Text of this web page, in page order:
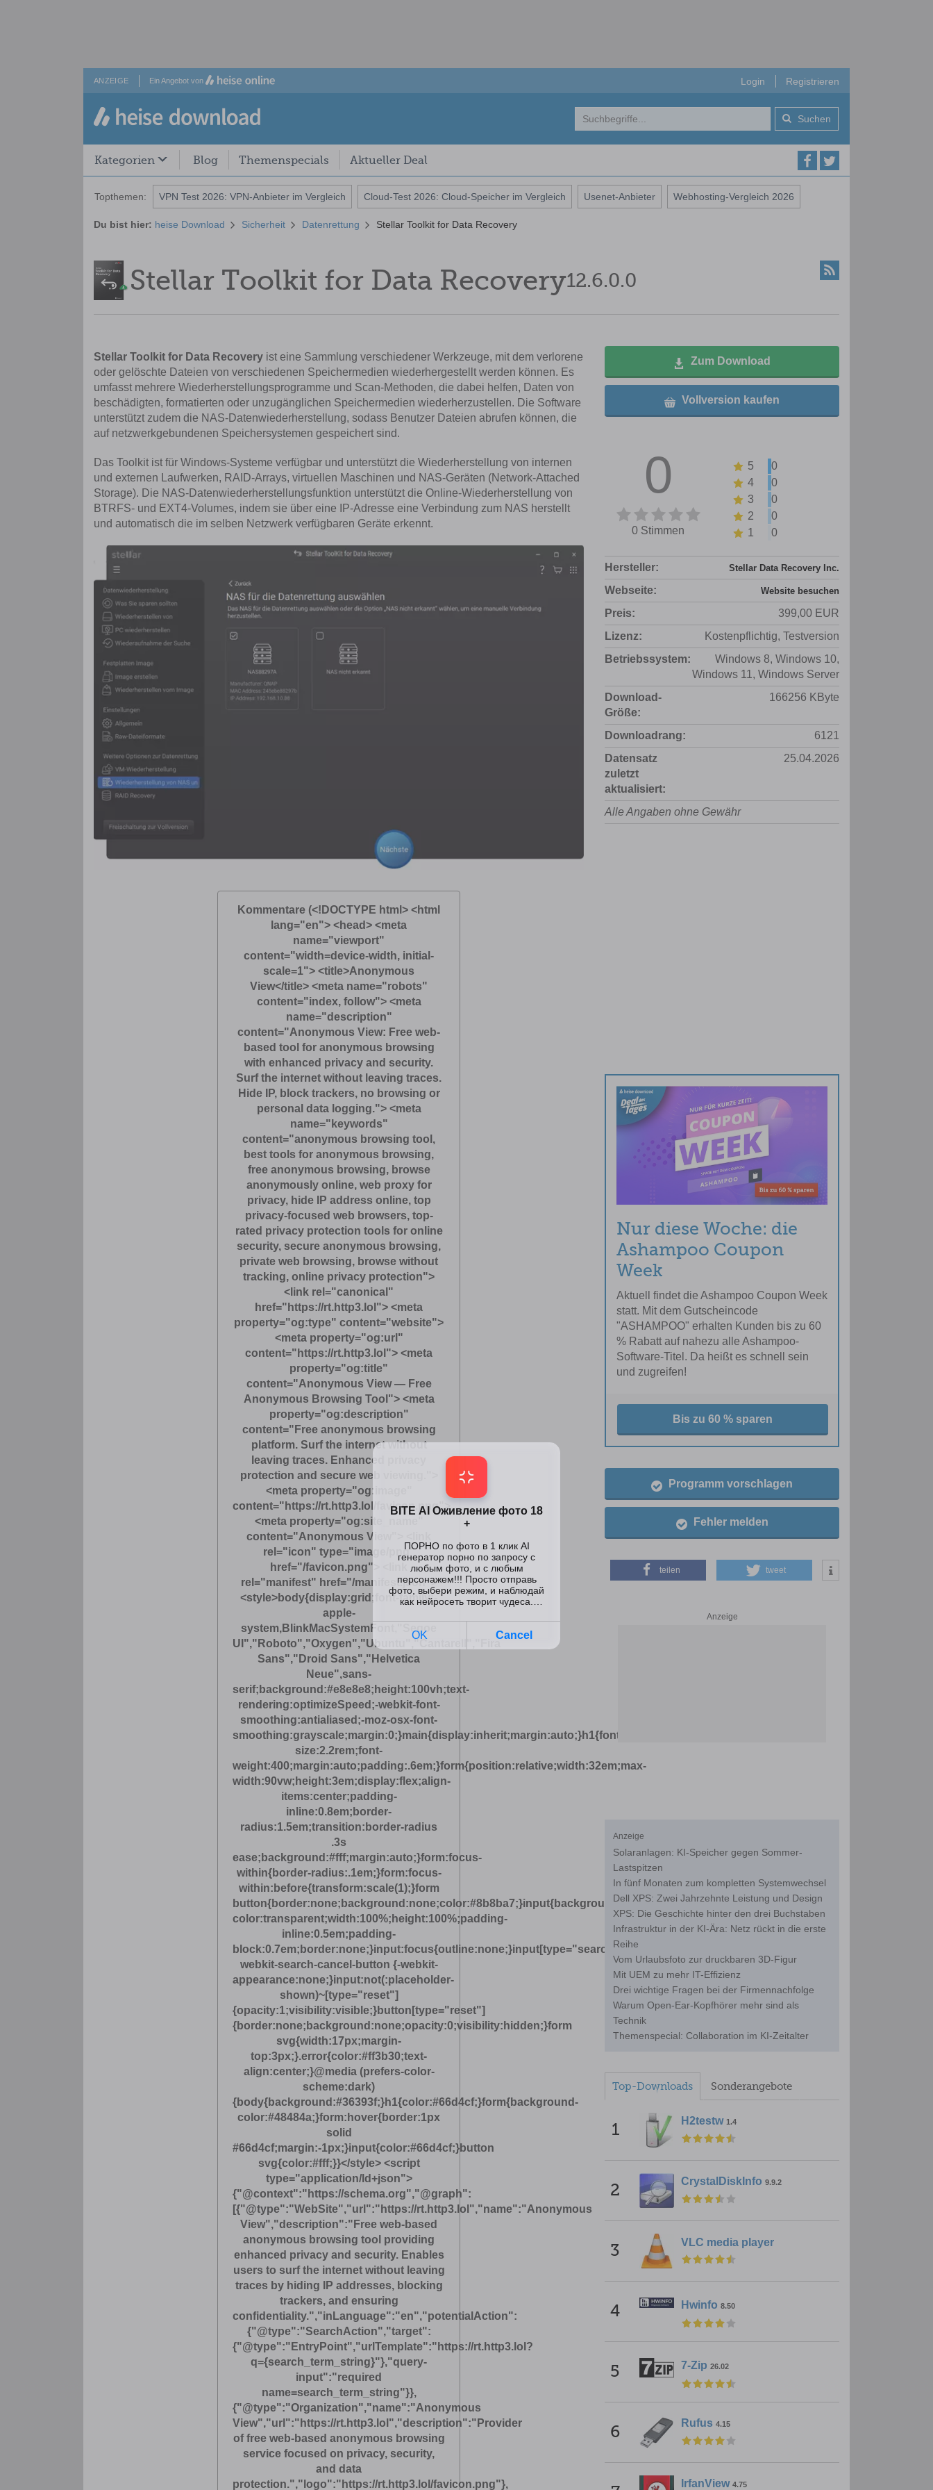
ANZEIGE Ein Angebot von Login Registrieren
Suchen
Kategorien Blog Themenspecials Aktueller Deal
Topthemen: VPN Test 2026: VPN-Anbieter im Vergleich Cloud-Test 2026: Cloud-Speicher im Vergleich Usenet-Anbieter Webhosting-Vergleich 2026
Du bist hier: heise Download Sicherheit Datenrettung Stellar Toolkit for Data Recovery
Stellar Toolkit for Data Recovery12.6.0.0
Stellar Toolkit for Data Recovery ist eine Sammlung verschiedener Werkzeuge, mit dem verlorene
oder gelöschte Dateien von verschiedenen Speichermedien wiederhergestellt werden können. Es
umfasst mehrere Wiederherstellungsprogramme und Scan-Methoden, die dabei helfen, Daten von
beschädigten, formatierten oder unzugänglichen Speichermedien wiederherzustellen. Die Software
unterstützt zudem die NAS-Datenwiederherstellung, sodass Benutzer Dateien abrufen können, die
auf netzwerkgebundenen Speichersystemen gespeichert sind.
Das Toolkit ist für Windows-Systeme verfügbar und unterstützt die Wiederherstellung von internen
und externen Laufwerken, RAID-Arrays, virtuellen Maschinen und NAS-Geräten (Network-Attached
Storage). Die NAS-Datenwiederherstellungsfunktion unterstützt die Online-Wiederherstellung von
BTRFS- und EXT4-Volumes, indem sie über eine IP-Adresse eine Verbindung zum NAS herstellt
und automatisch die im selben Netzwerk verfügbaren Geräte erkennt.
Kommentare (<!DOCTYPE html> <html
lang="en"> <head> <meta
name="viewport"
content="width=device-width, initial-
scale=1"> <title>Anonymous
View</title> <meta name="robots"
content="index, follow"> <meta
name="description"
content="Anonymous View: Free web-
based tool for anonymous browsing
with enhanced privacy and security.
Surf the internet without leaving traces.
Hide IP, block trackers, no browsing or
personal data logging."> <meta
name="keywords"
content="anonymous browsing tool,
best tools for anonymous browsing,
free anonymous browsing, browse
anonymously online, web proxy for
privacy, hide IP address online, top
privacy-focused web browsers, top-
rated privacy protection tools for online
security, secure anonymous browsing,
private web browsing, browse without
tracking, online privacy protection">
<link rel="canonical"
href="https://rt.http3.lol"> <meta
property="og:type" content="website">
<meta property="og:url"
content="https://rt.http3.lol"> <meta
property="og:title"
content="Anonymous View — Free
Anonymous Browsing Tool"> <meta
property="og:description"
content="Free anonymous browsing
platform. Surf the internet without
leaving traces. Enhanced privacy
protection and secure web viewing.">
<meta property="og:image"
content="https://rt.http3.lol/favicon.png">
<meta property="og:site_name"
content="Anonymous View"> <link
rel="icon" type="image/png"
href="/favicon.png"> <link
rel="manifest" href="/manifest.json">
<style>body{display:grid;font-family:-
apple-
system,BlinkMacSystemFont,"Segoe
UI","Roboto","Oxygen","Ubuntu","Cantarell","Fira
Sans","Droid Sans","Helvetica
Neue",sans-
serif;background:#e8e8e8;height:100vh;text-
rendering:optimizeSpeed;-webkit-font-
smoothing:antialiased;-moz-osx-font-
smoothing:grayscale;margin:0;}main{display:inherit;margin:auto;}h1{font-
size:2.2rem;font-
weight:400;margin:auto;padding:.6em;}form{position:relative;width:32em;max-
width:90vw;height:3em;display:flex;align-
items:center;padding-
inline:0.8em;border-
radius:1.5em;transition:border-radius
.3s
ease;background:#fff;margin:auto;}form:focus-
within{border-radius:.1em;}form:focus-
within:before{transform:scale(1);}form
button{border:none;background:none;color:#8b8ba7;}input{background-
color:transparent;width:100%;height:100%;padding-
inline:0.5em;padding-
block:0.7em;border:none;}input:focus{outline:none;}input[type="search"]::-
webkit-search-cancel-button {-webkit-
appearance:none;}input:not(:placeholder-
shown)~[type="reset"]
{opacity:1;visibility:visible;}button[type="reset"]
{border:none;background:none;opacity:0;visibility:hidden;}form
svg{width:17px;margin-
top:3px;}.error{color:#ff3b30;text-
align:center;}@media (prefers-color-
scheme:dark)
{body{background:#36393f;}h1{color:#66d4cf;}form{background-
color:#48484a;}form:hover{border:1px
solid
#66d4cf;margin:-1px;}input{color:#66d4cf;}button
svg{color:#fff;}}</style> <script
type="application/ld+json">
{"@context":"https://schema.org","@graph":
[{"@type":"WebSite","url":"https://rt.http3.lol","name":"Anonymous
View","description":"Free web-based
anonymous browsing tool providing
enhanced privacy and security. Enables
users to surf the internet without leaving
traces by hiding IP addresses, blocking
trackers, and ensuring
confidentiality.","inLanguage":"en","potentialAction":
{"@type":"SearchAction","target":
{"@type":"EntryPoint","urlTemplate":"https://rt.http3.lol?
q={search_term_string}"},"query-
input":"required
name=search_term_string"}},
{"@type":"Organization","name":"Anonymous
View","url":"https://rt.http3.lol","description":"Provider
of free web-based anonymous browsing
service focused on privacy, security,
and data
protection.","logo":"https://rt.http3.lol/favicon.png"},
Zum Download
Vollversion kaufen
0
0 Stimmen
5
0
4
0
3
0
2
0
1
0
Hersteller: Stellar Data Recovery Inc.
Webseite: Website besuchen
Preis:
399,00 EUR
Lizenz:
Kostenpflichtig, Testversion
Betriebssystem:
Windows 8, Windows 10,
Windows 11, Windows Server
Download-
Größe:
166256 KByte
Downloadrang:
6121
Datensatz
zuletzt
aktualisiert:
25.04.2026
Alle Angaben ohne Gewähr
Nur diese Woche: die
Ashampoo Coupon
Week
Aktuell findet die Ashampoo Coupon Week
statt. Mit dem Gutscheincode
"ASHAMPOO" erhalten Kunden bis zu 60
% Rabatt auf nahezu alle Ashampoo-
Software-Titel. Da heißt es schnell sein
und zugreifen!
Bis zu 60 % sparen
Programm vorschlagen
Fehler melden
teilen tweet
Anzeige
Anzeige
Solaranlagen: KI-Speicher gegen Sommer-
Lastspitzen
In fünf Monaten zum kompletten Systemwechsel
Dell XPS: Zwei Jahrzehnte Leistung und Design
XPS: Die Geschichte hinter den drei Buchstaben
Infrastruktur in der KI-Ära: Netz rückt in die erste
Reihe
Vom Urlaubsfoto zur druckbaren 3D-Figur
Mit UEM zu mehr IT-Effizienz
Drei wichtige Fragen bei der Firmennachfolge
Warum Open-Ear-Kopfhörer mehr sind als
Technik
Themenspecial: Collaboration im KI-Zeitalter
Top-Downloads Sonderangebote
1 H2testw 1.4
2 CrystalDiskInfo 9.9.2
3 VLC media player
4 Hwinfo 8.50
5 7-Zip 26.02
6 Rufus 4.15
IrfanView 4.75